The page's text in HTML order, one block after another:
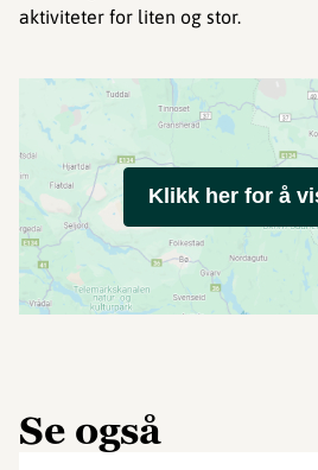
aktiviteter for liten og stor.
Klikk her for å
Se også